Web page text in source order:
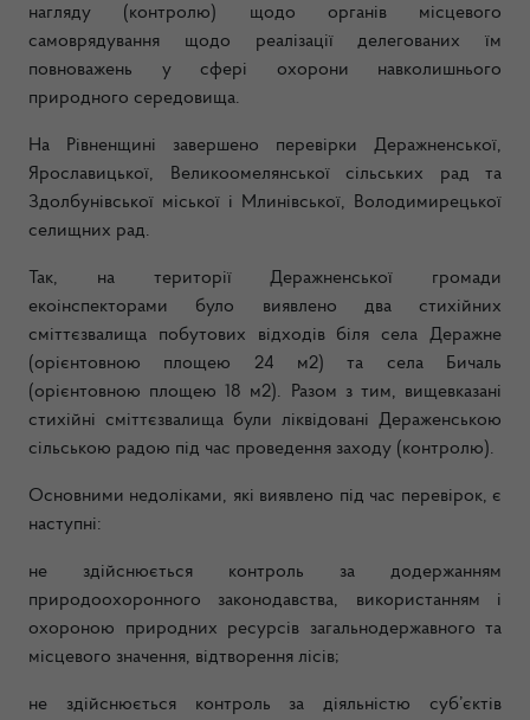
нагляду (контролю) щодо органів місцевого
самоврядування щодо реалізації делегованих їм
повноважень у сфері охорони навколишнього
природного середовища.
На Рівненщині завершено перевірки Деражненської,
Ярославицької, Великоомелянської сільських рад та
Здолбунівської міської і Млинівської, Володимирецької
селищних рад.
Так, на території Деражненської громади
екоінспекторами було виявлено два стихійних
сміттєзвалища побутових відходів біля села Деражне
(орієнтовною площею 24 м2) та села Бичаль
(орієнтовною площею 18 м2). Разом з тим, вищевказані
стихійні сміттєзвалища були ліквідовані Дераженською
сільською радою під час проведення заходу (контролю).
Основними недоліками, які виявлено під час перевірок, є
наступні:
не здійснюється контроль за додержанням
природоохоронного законодавства, використанням і
охороною природних ресурсів загальнодержавного та
місцевого значення, відтворення лісів;
не здійснюється контроль за діяльністю суб’єктів